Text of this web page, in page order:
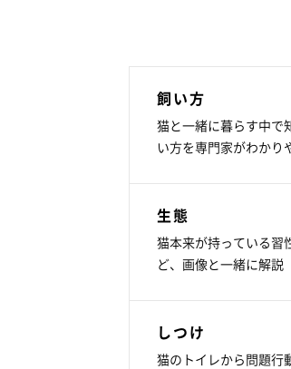
飼い方
猫と一緒に暮らす中で
い方を専門家がわかり
生態
猫本来が持っている習
ど、画像と一緒に解説
しつけ
猫のトイレから問題行